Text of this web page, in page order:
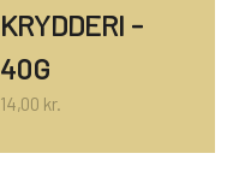
KRYDDERI -
40G
14,00 kr.